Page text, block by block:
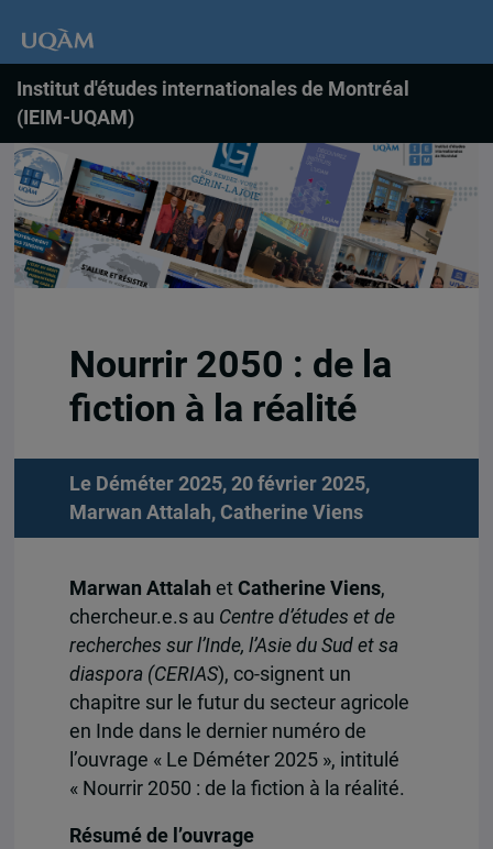
Institut d'études internationales de Montréal
(IEIM-UQAM)
Nourrir 2050 : de la
fiction à la réalité
Le Déméter 2025, 20 février 2025,
Marwan Attalah, Catherine Viens
Marwan Attalah et Catherine Viens,
chercheur.e.s au Centre d’études et de
recherches sur l’Inde, l’Asie du Sud et sa
diaspora (CERIAS), co-signent un
chapitre sur le futur du secteur agricole
en Inde dans le dernier numéro de
l’ouvrage « Le Déméter 2025 », intitulé
« Nourrir 2050 : de la fiction à la réalité.
Résumé de l’ouvrage